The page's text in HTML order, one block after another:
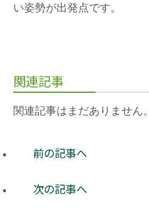
い姿勢が出発点です。
関連記事
関連記事はまだありません。
前の記事へ
次の記事へ